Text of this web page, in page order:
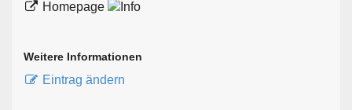
Homepage
Weitere Informationen
Eintrag ändern